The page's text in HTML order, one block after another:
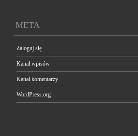
META
Zaloguj się
Kanał wpisów
Kanał komentarzy
WordPress.org